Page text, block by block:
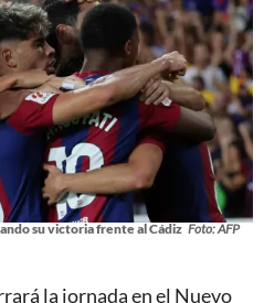
su victoria frente al Cádiz Foto: AFP
la jornada en el Nuevo